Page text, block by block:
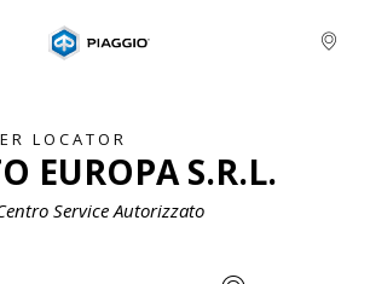
Vai al contenuto principale
LOCATOR
EUROPA S.R.L.
Service Autorizzato